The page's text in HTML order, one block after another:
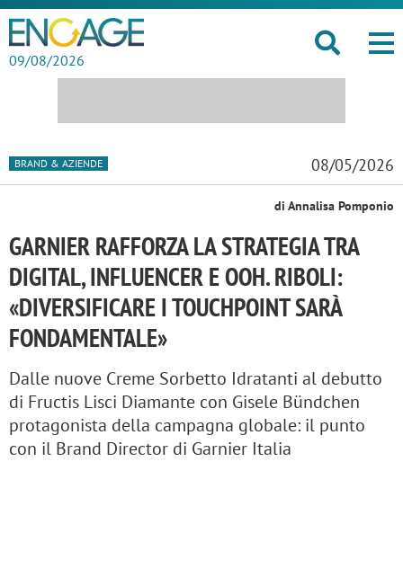
09/08/2026
BRAND & AZIENDE 08/05/2026
di Annalisa Pomponio
GARNIER RAFFORZA LA STRATEGIA TRA
DIGITAL, INFLUENCER E OOH. RIBOLI:
«DIVERSIFICARE I TOUCHPOINT SARÀ
FONDAMENTALE»
Dalle nuove Creme Sorbetto Idratanti al debutto
di Fructis Lisci Diamante con Gisele Bündchen
protagonista della campagna globale: il punto
con il Brand Director di Garnier Italia